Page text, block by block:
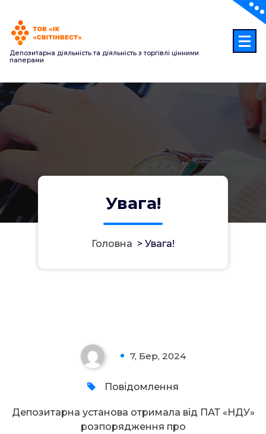
контенту
Депозитарна діяльність та діяльність з торгівлі цінними
паперами
Увага!
Головна > Увага!
7, Бер, 2024
Повідомлення
Депозитарна установа отримала від ПАТ «НДУ»
розпорядження про